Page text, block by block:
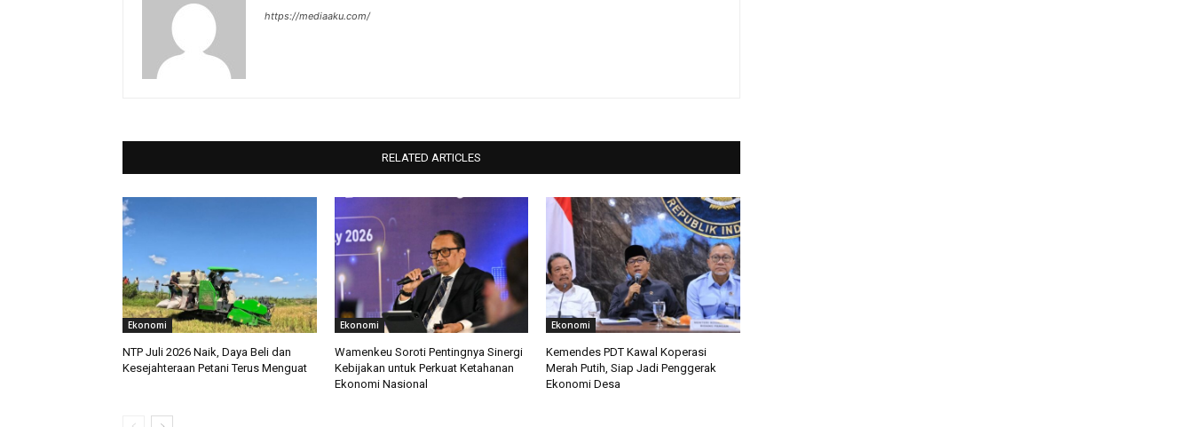
https://mediaaku.com/
RELATED ARTICLES
Ekonomi
NTP Juli 2026 Naik, Daya Beli dan
Kesejahteraan Petani Terus Menguat
Ekonomi
Wamenkeu Soroti Pentingnya Sinergi
Kebijakan untuk Perkuat Ketahanan
Ekonomi Nasional
Ekonomi
Kemendes PDT Kawal Koperasi
Merah Putih, Siap Jadi Penggerak
Ekonomi Desa